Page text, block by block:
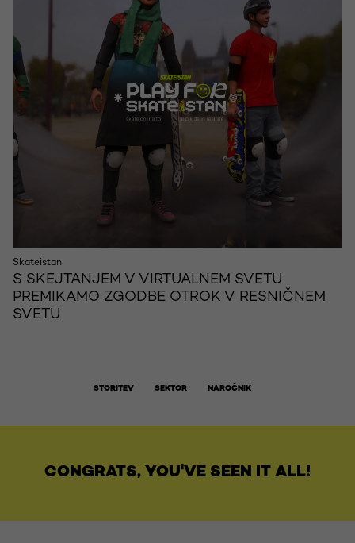
Skateistan
S SKEJTANJEM V VIRTUALNEM SVETU
PREMIKAMO ZGODBE OTROK V RESNIČNEM
SVETU
STORITEV SEKTOR NAROČNIK
CONGRATS, YOU'VE SEEN IT ALL!